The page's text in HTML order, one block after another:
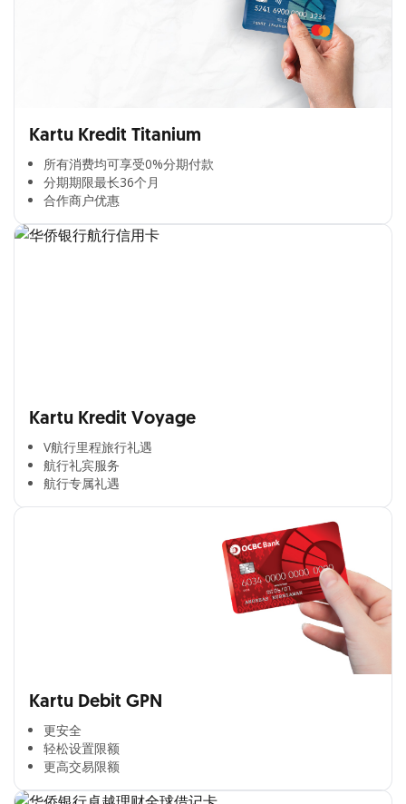
Kartu Kredit Titanium
所有消费均可享受0%分期付款​
分期期限最长36个月​
合作商户优惠​
Kartu Kredit Voyage
V航行里程旅行礼遇
航行礼宾服务
航行专属礼遇
Kartu Debit GPN
更安全​
轻松设置限额​
更高交易限额​